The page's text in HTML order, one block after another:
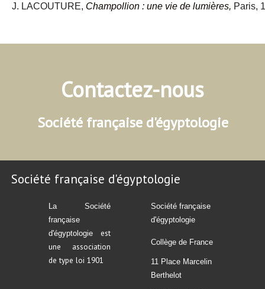
J. LACOUTURE, Champollion : une vie de lumières, Paris,
Contactez-nous
Société française d'égyptologie
Société française d'égyptologie
La Société
française
d'égyptologieest
une association
de type loi 1901
Société française
d'égyptologie
Collège de France
11 Place Marcelin
Berthelot